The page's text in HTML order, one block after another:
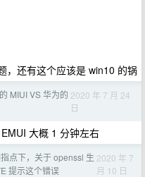
，还有这个应该是 win10 的锅
MIUI VS 华为的 2020 年 7 月 24
日
大概 1 分钟左右
点下，关于 openssl 生
提示这个错误
2020 年 7
月 10 日